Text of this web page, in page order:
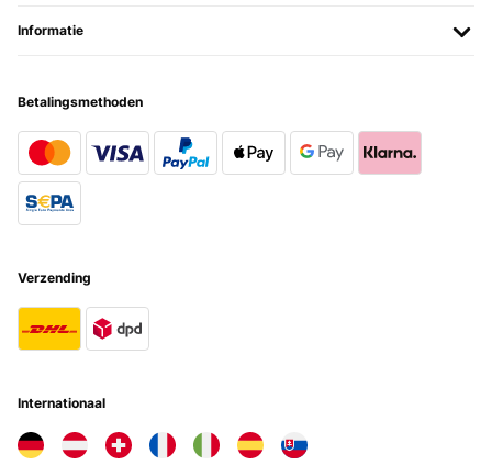
Informatie
Betalingsmethoden
Verzending
Internationaal